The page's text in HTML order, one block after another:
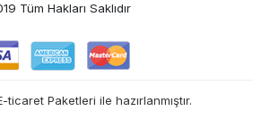
Tüm Hakları Saklıdır
ticaret Paketleri ile hazırlanmıştır.